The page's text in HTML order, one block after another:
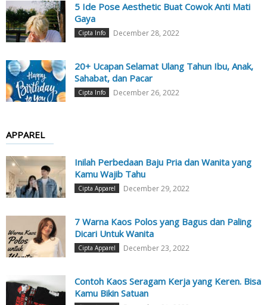
5 Ide Pose Aesthetic Buat Cowok Anti Mati
Gaya
Cipta Info December 28, 2022
20+ Ucapan Selamat Ulang Tahun Ibu, Anak,
Sahabat, dan Pacar
Cipta Info December 26, 2022
APPAREL
Inilah Perbedaan Baju Pria dan Wanita yang
Kamu Wajib Tahu
Cipta Apparel December 29, 2022
7 Warna Kaos Polos yang Bagus dan Paling
Dicari Untuk Wanita
Cipta Apparel December 23, 2022
Contoh Kaos Seragam Kerja yang Keren. Bisa
Kamu Bikin Satuan